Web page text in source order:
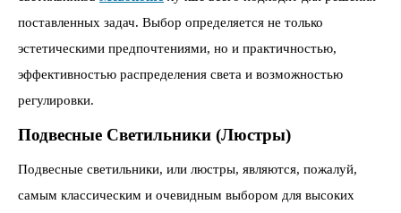
поставленных задач. Выбор определяется не только
эстетическими предпочтениями, но и практичностью,
эффективностью распределения света и возможностью
регулировки.
Подвесные Светильники (Люстры)
Подвесные светильники, или люстры, являются, пожалуй,
самым классическим и очевидным выбором для высоких